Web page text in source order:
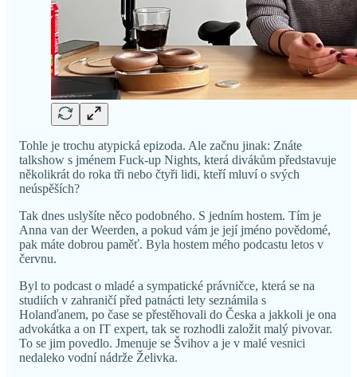
Tohle je trochu atypická epizoda. Ale začnu jinak: Znáte
talkshow s jménem Fuck-up Nights, která divákům představuje
několikrát do roka tři nebo čtyři lidi, kteří mluví o svých
neúspěších?
Tak dnes uslyšíte něco podobného. S jedním hostem. Tím je
Anna van der Weerden, a pokud vám je její jméno povědomé,
pak máte dobrou paměť. Byla hostem mého podcastu letos v
červnu.
Byl to podcast o mladé a sympatické právničce, která se na
studiích v zahraničí před patnácti lety seznámila s
Holanďanem, po čase se přestěhovali do Česka a jakkoli je ona
advokátka a on IT expert, tak se rozhodli založit malý pivovar.
To se jim povedlo. Jmenuje se Švihov a je v malé vesnici
nedaleko vodní nádrže Želivka.